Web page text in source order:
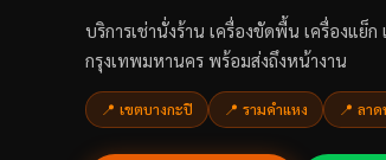
บริการเช่านั่งร้าน เครื่องขัดพื้น เครื่องแย็
กรุงเทพมหานคร พร้อมส่งถึงหน้างาน
📍 เขตบางกะปิ 📍 รามคำแหง 📍 ลา